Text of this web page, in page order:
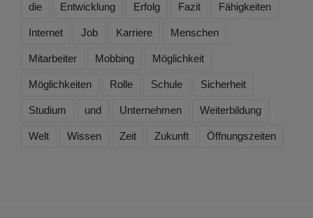
die Entwicklung Erfolg Fazit Fähigkeiten
Internet Job Karriere Menschen
Mitarbeiter Mobbing Möglichkeit
Möglichkeiten Rolle Schule Sicherheit
Studium und Unternehmen Weiterbildung
Welt Wissen Zeit Zukunft Öffnungszeiten